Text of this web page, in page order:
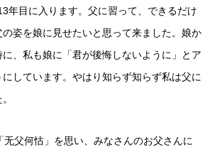
目に入ります。父に習って、できるだけ
姿を娘に見せたいと思って来ました。娘か
、私も娘に「君が後悔しないように」とア
にしています。やはり知らず知らず私は父に
父何怙」を思い、みなさんのお父さんに